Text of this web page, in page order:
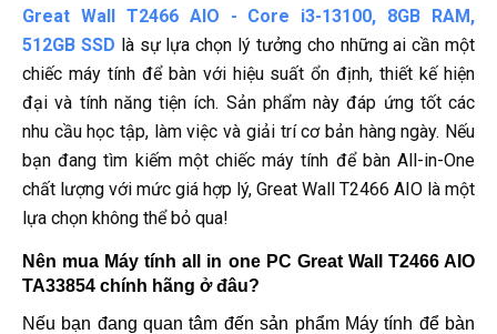
Great Wall T2466 AIO - Core i3-13100, 8GB RAM,
512GB SSD là sự lựa chọn lý tưởng cho những ai cần một
chiếc máy tính để bàn với hiệu suất ổn định, thiết kế hiện
đại và tính năng tiện ích. Sản phẩm này đáp ứng tốt các
nhu cầu học tập, làm việc và giải trí cơ bản hàng ngày. Nếu
bạn đang tìm kiếm một chiếc máy tính để bàn All-in-One
chất lượng với mức giá hợp lý, Great Wall T2466 AIO là một
lựa chọn không thể bỏ qua!
Nên mua Máy tính all in one PC Great Wall T2466 AIO
TA33854 chính hãng ở đâu?
Nếu bạn đang quan tâm đến sản phẩm Máy tính để bàn